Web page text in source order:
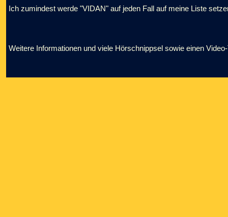
Ich zumindest werde "VIDAN" auf jeden Fall auf meine Liste
Weitere Informationen und viele Hörschnippsel sowie einen